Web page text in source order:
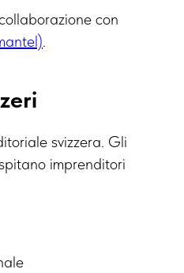
con
.
svizzera. Gli
imprenditori